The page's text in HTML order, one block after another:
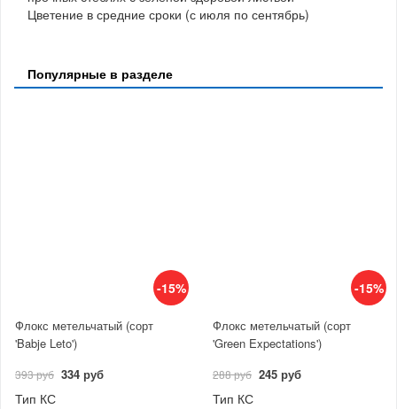
Цветение в средние сроки (с июля по сентябрь)
Популярные в разделе
-15%
Флокс метельчатый (сорт
'Babje Leto')
393 руб 334 руб
Тип КС
-15%
Флокс метельчатый (сорт
'Green Expectations')
288 руб 245 руб
Тип КС